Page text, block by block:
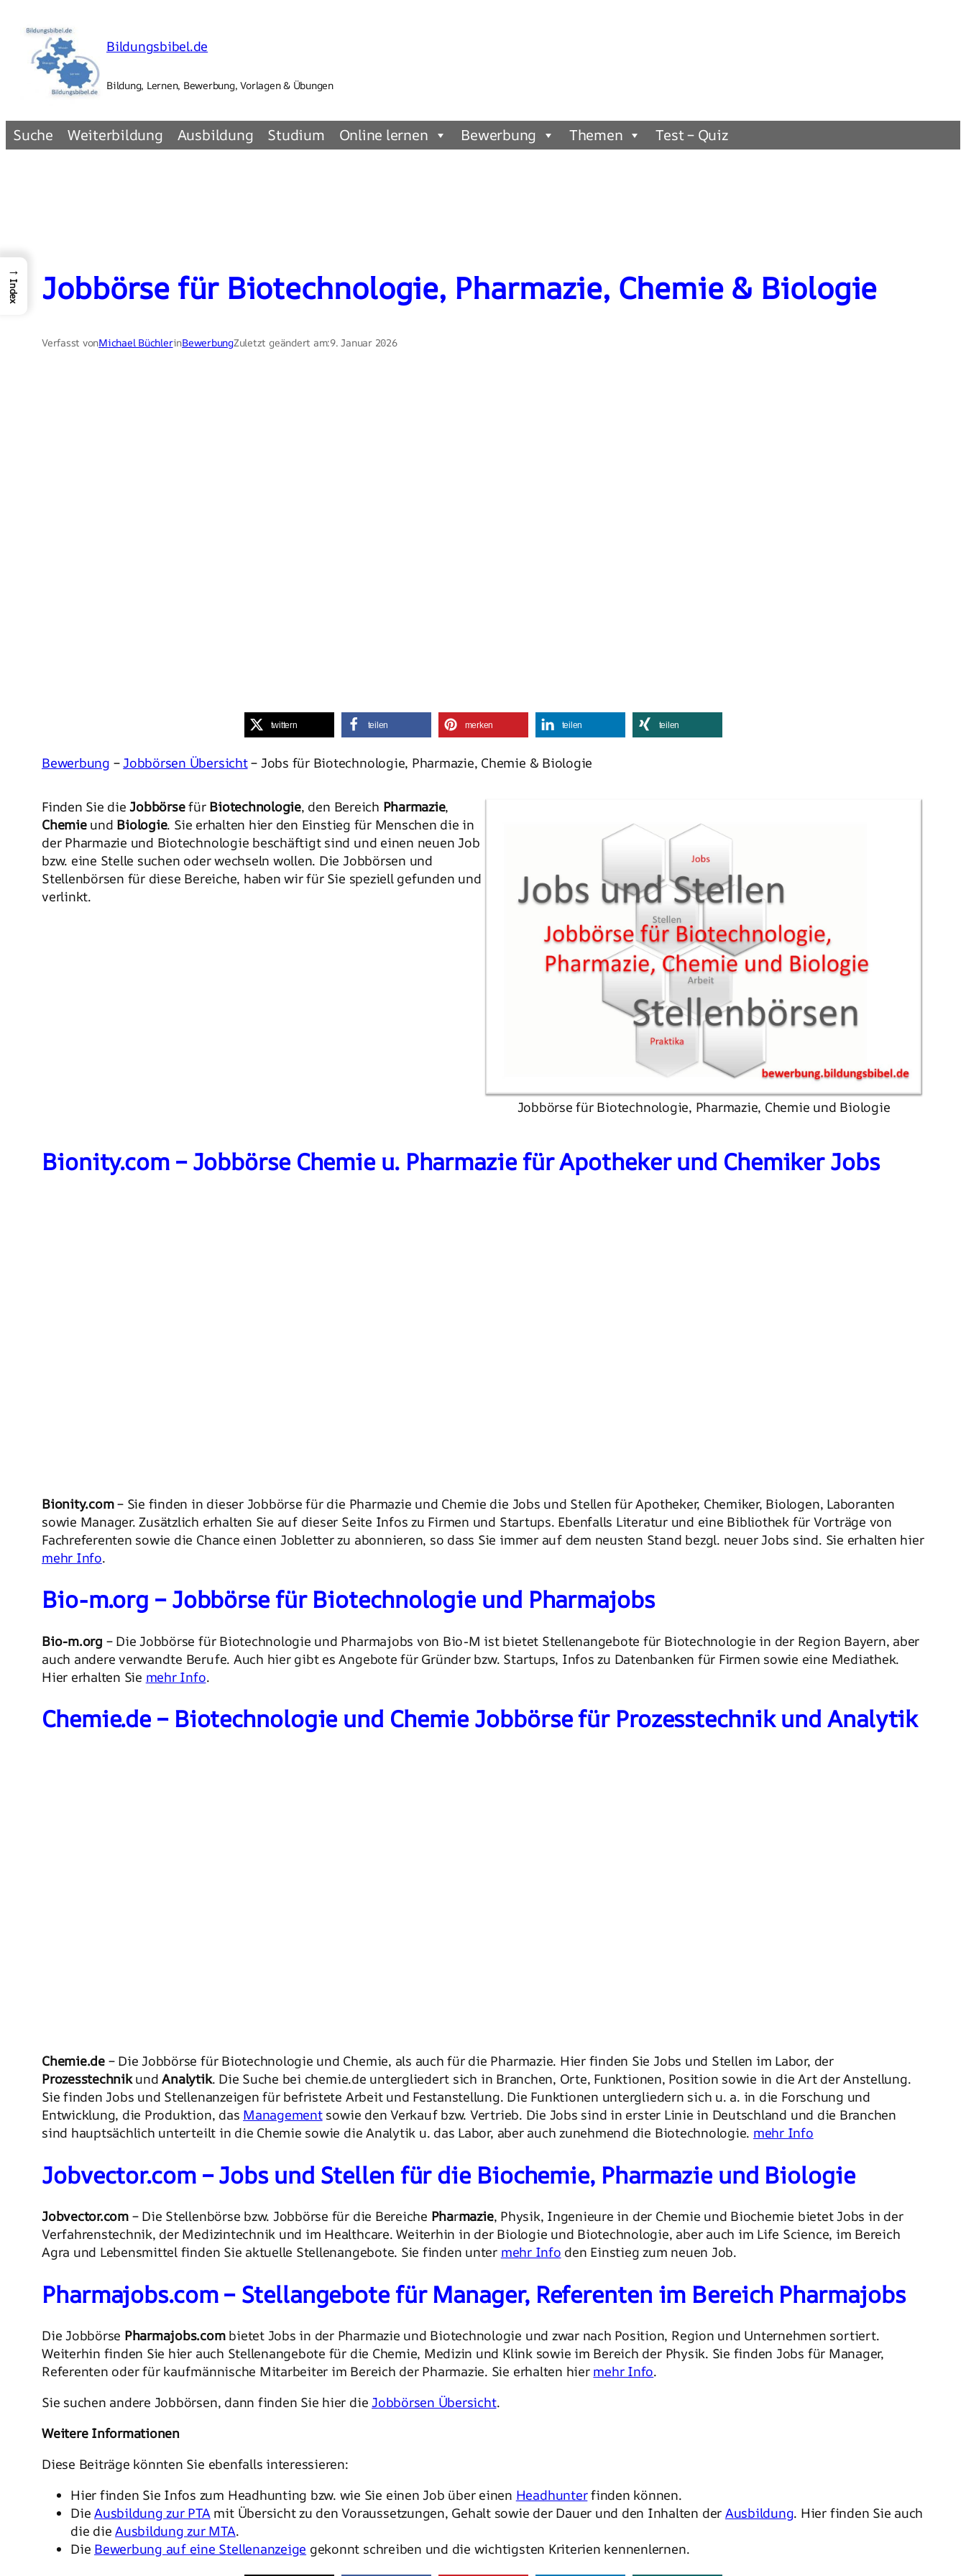
Inhalt
springen
Bildungsbibel.de
Bildung, Lernen, Bewerbung, Vorlagen & Übungen
Suche Weiterbildung Ausbildung Studium Online lernen Bewerbung Themen Test – Quiz
Jobbörse für Biotechnologie, Pharmazie, Chemie & Biologie
Verfasst vonMichael BüchlerinBewerbungZuletzt geändert am:9. Januar 2026
twittern teilen merken teilen teilen
Bewerbung –Jobbörsen Übersicht– Jobs für Biotechnologie, Pharmazie, Chemie & Biologie
Finden Sie dieJobbörsefür Biotechnologie, den Bereich Pharmazie,
Chemieund Biologie. Sie erhalten hier den Einstieg für Menschen die in
der Pharmazie und Biotechnologie beschäftigt sind und einen neuen Job
bzw. eine Stelle suchen oder wechseln wollen. Die Jobbörsen und
Stellenbörsen für diese Bereiche, haben wir für Sie speziell gefunden und
verlinkt.
Jobbörse für Biotechnologie, Pharmazie, Chemie und Biologie
Bionity.com – Jobbörse Chemie u. Pharmazie für Apotheker und Chemiker Jobs
Bionity.com– Sie finden in dieser Jobbörse für die Pharmazie und Chemie die Jobs und Stellen für Apotheker, Chemiker, Biologen, Laboranten
sowie Manager. Zusätzlich erhalten Sie auf dieser Seite Infos zu Firmen und Startups. Ebenfalls Literatur und eine Bibliothek für Vorträge von
Fachreferenten sowie die Chance einen Jobletter zu abonnieren, so dass Sie immer auf dem neusten Stand bezgl. neuer Jobs sind. Sie erhalten hier
mehr Info.
Bio-m.org – Jobbörse für Biotechnologie und Pharmajobs
Bio-m.org – Die Jobbörse für Biotechnologie und Pharmajobs von Bio-M ist bietet Stellenangebote für Biotechnologie in der Region Bayern, aber
auch andere verwandte Berufe. Auch hier gibt es Angebote für Gründer bzw. Startups, Infos zu Datenbanken für Firmen sowie eine Mediathek.
Hier erhalten Sie mehr Info.
Chemie.de – Biotechnologie und Chemie Jobbörse für Prozesstechnik und Analytik
Chemie.de– Die Jobbörse für Biotechnologie und Chemie, als auch für die Pharmazie. Hier finden Sie Jobs und Stellen im Labor, der
ProzesstechnikundAnalytik. Die Suche bei chemie.de untergliedert sich in Branchen, Orte, Funktionen, Position sowie in die Art der Anstellung.
Sie finden Jobs und Stellenanzeigen für befristete Arbeit und Festanstellung. Die Funktionen untergliedern sich u. a. in die Forschung und
Entwicklung, die Produktion, das Managementsowie den Verkauf bzw. Vertrieb. Die Jobs sind in erster Linie in Deutschland und die Branchen
sind hauptsächlich unterteilt in die Chemie sowie die Analytik u. das Labor, aber auch zunehmend die Biotechnologie. mehr Info
Jobvector.com – Jobs und Stellen für die Biochemie, Pharmazie und Biologie
Jobvector.com– Die Stellenbörse bzw. Jobbörse für die Bereiche Pharmazie, Physik, Ingenieure in der Chemie und Biochemie bietet Jobs in der
Verfahrenstechnik, der Medizintechnik und im Healthcare. Weiterhin in der Biologie und Biotechnologie, aber auch im Life Science, im Bereich
Agra und Lebensmittel finden Sie aktuelle Stellenangebote. Sie finden unter mehr Info den Einstieg zum neuen Job.
Pharmajobs.com – Stellangebote für Manager, Referenten im Bereich Pharmajobs
Die Jobbörse Pharmajobs.combietet Jobs in der Pharmazie und Biotechnologie und zwar nach Position, Region und Unternehmen sortiert.
Weiterhin finden Sie hier auch Stellenangebote für die Chemie, Medizin und Klink sowie im Bereich der Physik. Sie finden Jobs für Manager,
Referenten oder für kaufmännische Mitarbeiter im Bereich der Pharmazie. Sie erhalten hier mehr Info.
Sie suchen andere Jobbörsen, dann finden Sie hier dieJobbörsen Übersicht.
Weitere Informationen
Diese Beiträge könnten Sie ebenfalls interessieren:
Hier finden Sie Infos zum Headhunting bzw. wie Sie einen Job über einen Headhunterfinden können.
DieAusbildung zur PTAmit Übersicht zu den Voraussetzungen, Gehalt sowie der Dauer und den Inhalten der Ausbildung. Hier finden Sie auch
die dieAusbildung zur MTA.
Die Bewerbung auf eine Stellenanzeige gekonnt schreiben und die wichtigsten Kriterien kennenlernen.
→
Index